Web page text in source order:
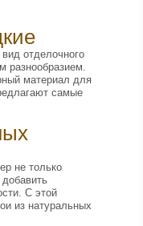
отделочного
разнообразием.
материал для
самые
не только
С этой
из натуральных